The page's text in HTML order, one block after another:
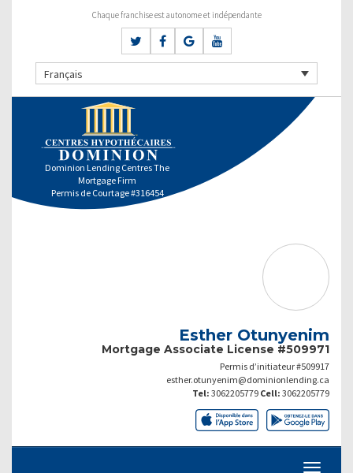
Chaque franchise est autonome et indépendante
Français
Dominion Lending Centres The
Mortgage Firm
Permis de Courtage #316454
Esther Otunyenim
Mortgage Associate License #509971
Permis d’initiateur #509917
esther.otunyenim@dominionlending.ca
Tel: 3062205779 Cell: 3062205779